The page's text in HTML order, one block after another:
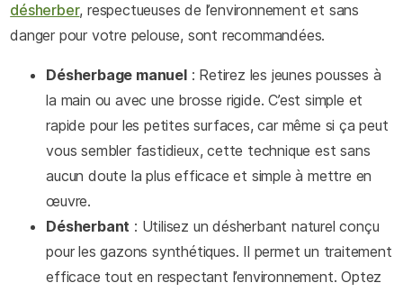
désherber, respectueuses de l’environnement et sans
danger pour votre pelouse, sont recommandées.
Désherbage manuel: Retirez les jeunes pousses à
la main ou avec une brosse rigide. C’est simple et
rapide pour les petites surfaces, car même si ça peut
vous sembler fastidieux, cette technique est sans
aucun doute la plus efficace et simple à mettre en
œuvre.
Désherbant : Utilisez un désherbant naturel conçu
pour les gazons synthétiques. Il permet un traitement
efficace tout en respectant l’environnement. Optez